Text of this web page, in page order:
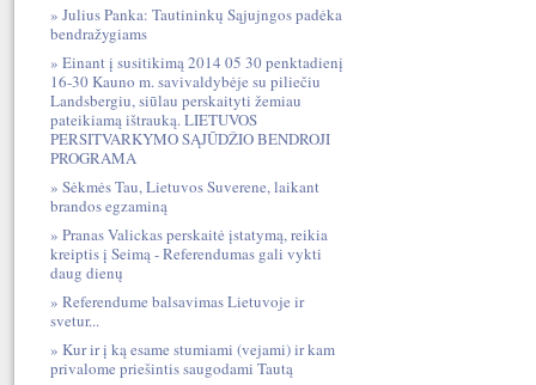
Julius Panka: Tautininkų Sąjujngos padėka
bendražygiams
Einant į susitikimą 2014 05 30 penktadienį
16-30 Kauno m. savivaldybėje su piliečiu
Landsbergiu, siūlau perskaityti žemiau
pateikiamą ištrauką. LIETUVOS
PERSITVARKYMO SĄJŪDŽIO BENDROJI
PROGRAMA
Sėkmės Tau, Lietuvos Suverene, laikant
brandos egzaminą
Pranas Valickas perskaitė įstatymą, reikia
kreiptis į Seimą - Referendumas gali vykti
daug dienų
Referendume balsavimas Lietuvoje ir
svetur...
Kur ir į ką esame stumiami (vejami) ir kam
privalome priešintis saugodami Tautą